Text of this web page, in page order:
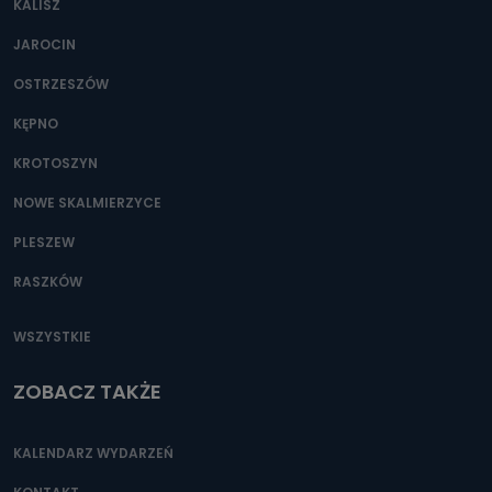
Można to zrobić pod numerem telefonu 62 735-51-05 lub
KALISZ
JAROCIN
OSTRZESZÓW
KĘPNO
KROTOSZYN
NOWE SKALMIERZYCE
PLESZEW
RASZKÓW
WSZYSTKIE
ZOBACZ TAKŻE
KALENDARZ WYDARZEŃ